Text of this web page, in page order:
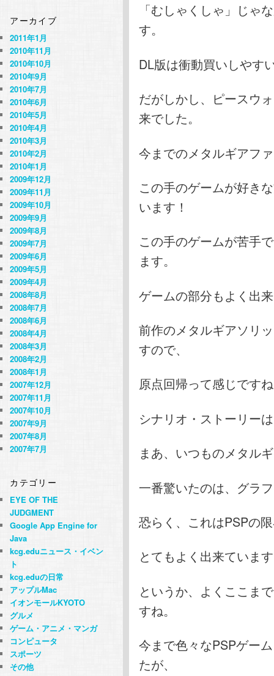
「むしゃくしゃ」じゃ
す。
DL版は衝動買いしやす
だがしかし、ピースウ
来でした。
今までのメタルギアフ
この手のゲームが好き
います！
この手のゲームが苦手
ます。
ゲームの部分もよく出
前作のメタルギアソリ
すので、
原点回帰って感じです
シナリオ・ストーリー
まあ、いつものメタル
一番驚いたのは、グラ
恐らく、これはPSPの
とてもよく出来ていま
というか、よくここま
すね。
今まで色々なPSPゲー
たが、
アーカイブ
2011年1月
2010年11月
2010年10月
2010年9月
2010年7月
2010年6月
2010年5月
2010年4月
2010年3月
2010年2月
2010年1月
2009年12月
2009年11月
2009年10月
2009年9月
2009年8月
2009年7月
2009年6月
2009年5月
2009年4月
2008年8月
2008年7月
2008年6月
2008年4月
2008年3月
2008年2月
2008年1月
2007年12月
2007年11月
2007年10月
2007年9月
2007年8月
2007年7月
カテゴリー
EYE OF THE
JUDGMENT
Google App Engine for
Java
kcg.eduニュース・イベン
ト
kcg.eduの日常
アップルMac
イオンモールKYOTO
グルメ
ゲーム・アニメ・マンガ
コンピュータ
スポーツ
その他